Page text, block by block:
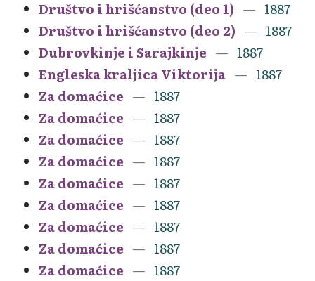
Društvo i hrišćanstvo (deo 1)
1887
Društvo i hrišćanstvo (deo 2)
1887
Dubrovkinje i Sarajkinje
1887
Engleska kraljica Viktorija
1887
Za domaćice
1887
Za domaćice
1887
Za domaćice
1887
Za domaćice
1887
Za domaćice
1887
Za domaćice
1887
Za domaćice
1887
Za domaćice
1887
Za domaćice
1887